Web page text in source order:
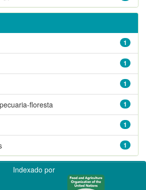
1
1
1
1
floresta
1
1
Indexado por